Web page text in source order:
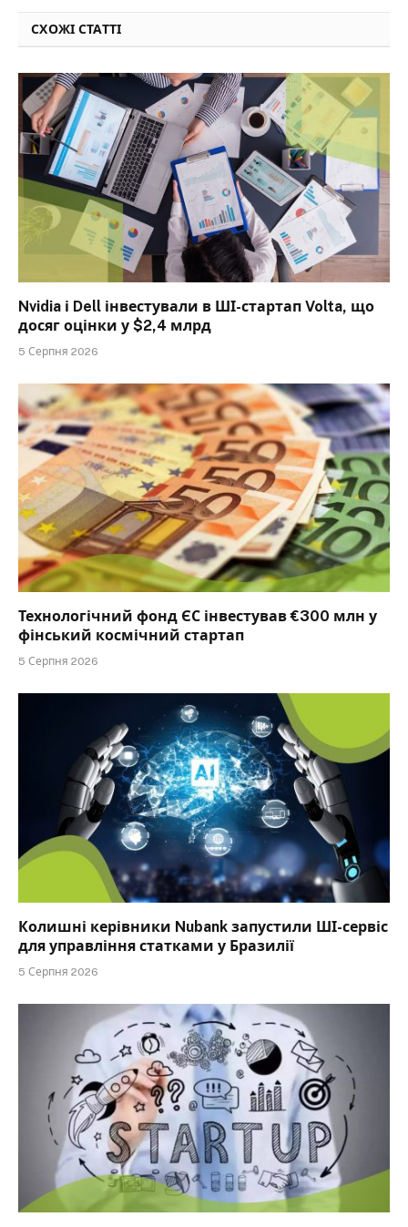
СХОЖІ СТАТТІ
Nvidia і Dell інвестували в ШІ-стартап Volta, що
досяг оцінки у $2,4 млрд
5 Серпня 2026
Технологічний фонд ЄС інвестував €300 млн у
фінський космічний стартап
5 Серпня 2026
Колишні керівники Nubank запустили ШІ-сервіс
для управління статками у Бразилії
5 Серпня 2026